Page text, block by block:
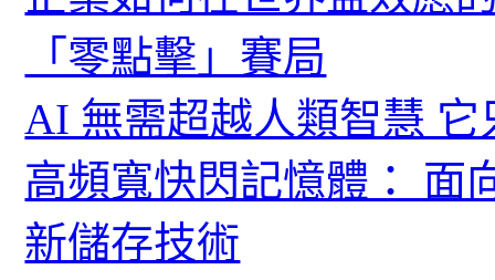
「零點擊」賽局
AI 無需超越人類智慧
高頻寬快閃記憶體： 面
新儲存技術